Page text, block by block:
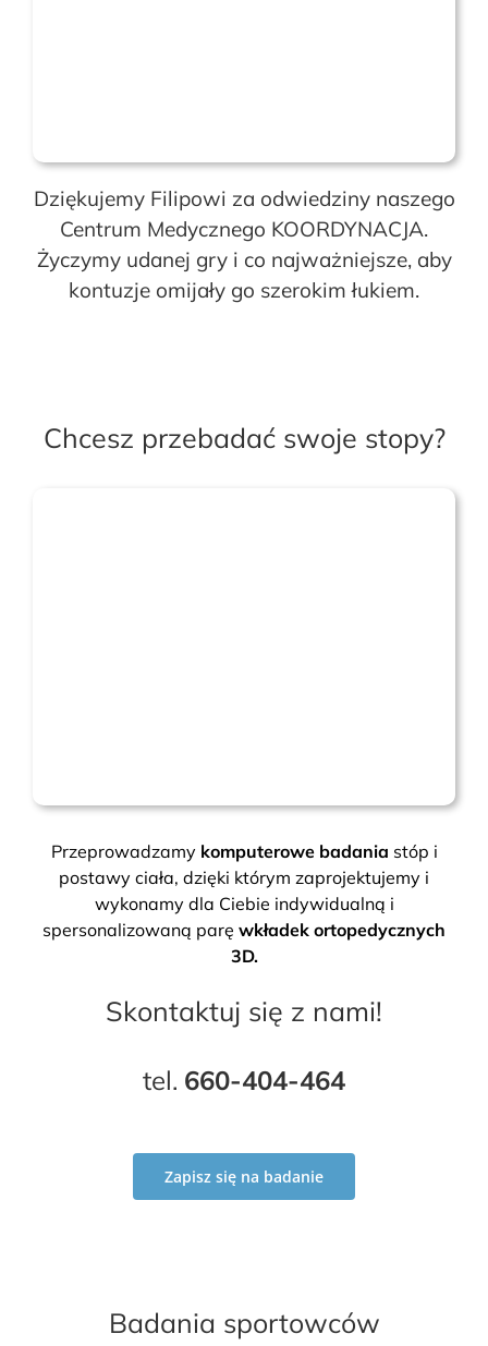
Dziękujemy Filipowi za odwiedziny naszego
Centrum Medycznego KOORDYNACJA.
Życzymy udanej gry i co najważniejsze, aby
kontuzje omijały go szerokim łukiem.
Chcesz przebadać swoje stopy?
Przeprowadzamy komputerowe badania stóp i
postawy ciała, dzięki którym zaprojektujemy i
wykonamy dla Ciebie indywidualną i
spersonalizowaną parę wkładek ortopedycznych
3D.
Skontaktuj się z nami!
tel. 660-404-464
Zapisz się na badanie
Badania sportowców